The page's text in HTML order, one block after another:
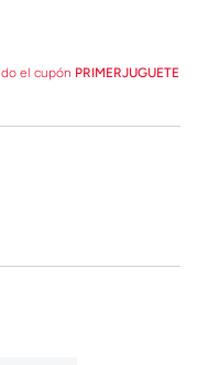
el cupón PRIMERJUGUETE